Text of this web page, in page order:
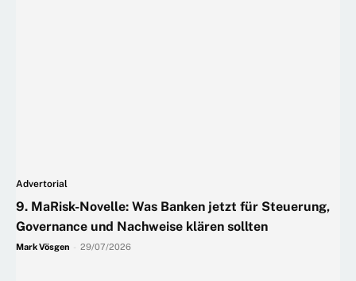
Advertorial
9. MaRisk-Novelle: Was Banken jetzt für Steuerung,
Governance und Nachweise klären sollten
Mark Vösgen 29/07/2026